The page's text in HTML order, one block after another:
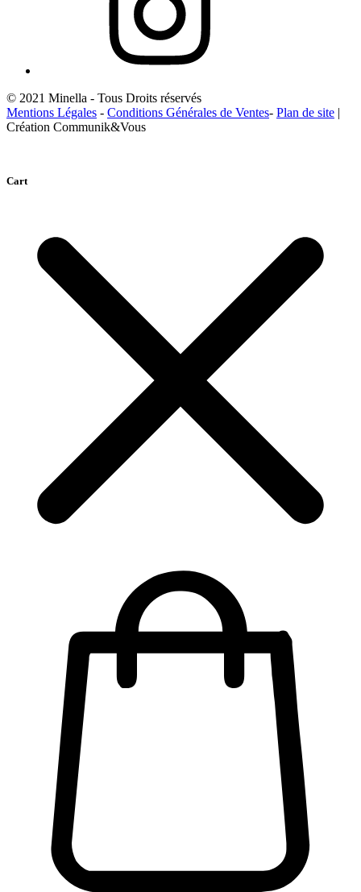
© 2021 Minella - Tous Droits réservés
Mentions Légales - Conditions Générales de Ventes- Plan de site |
Création Communik&Vous
Cart